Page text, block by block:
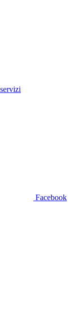
Facebook